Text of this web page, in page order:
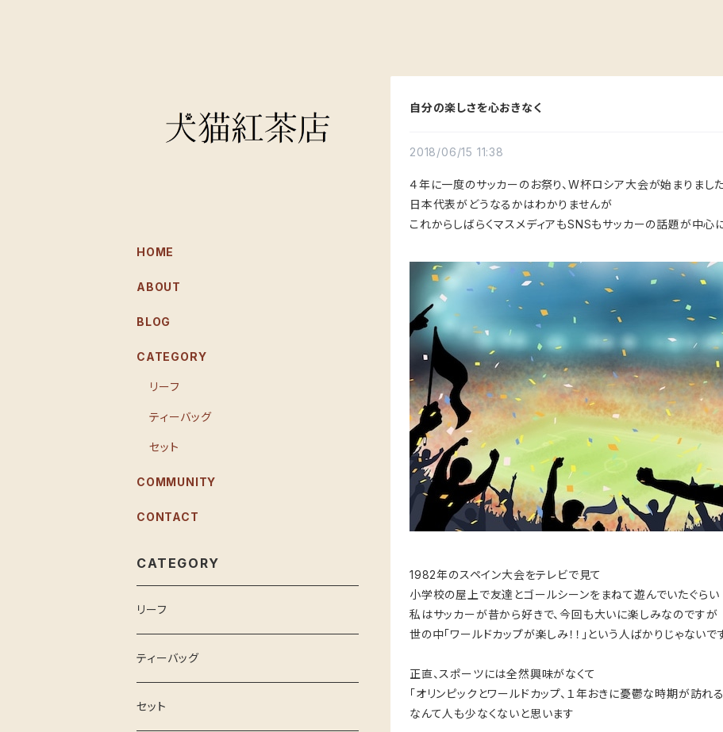
自分の楽しさを心おきなく
2018/06/15 11:38
４年に一度のサッカーのお祭り、W杯ロシア大会が始まりまし
日本代表がどうなるかはわかりませんが
これからしばらくマスメディアもSNSもサッカーの話題が中心
1982年のスペイン大会をテレビで見て
小学校の屋上で友達とゴールシーンをまねて遊んでいたぐらい
私はサッカーが昔から好きで、今回も大いに楽しみなのですが
世の中「ワールドカップが楽しみ！！」という人ばかりじゃないで
正直、スポーツには全然興味がなくて
「オリンピックとワールドカップ、１年おきに憂鬱な時期が訪れる
なんて人も少なくないと思います
HOME
ABOUT
BLOG
CATEGORY
リーフ
ティーバッグ
セット
COMMUNITY
CONTACT
CATEGORY
リーフ
ティーバッグ
セット